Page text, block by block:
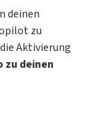
deinen
zu
Aktivierung
zu deinen